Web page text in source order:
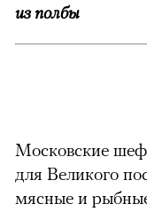
из полбы
Московские
для Великого
мясные и